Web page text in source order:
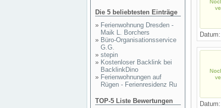
Die 5 beliebtesten Einträge
» Ferienwohnung Dresden -
Maik L. Borchers
» Büro-Organisationsservice
G.G.
» stepin
» Kostenloser Backlink bei
BacklinkDino
» Ferienwohnungen auf
Rügen - Ferienresidenz Ru
TOP-5 Liste Bewertungen
Datum:
Datum: